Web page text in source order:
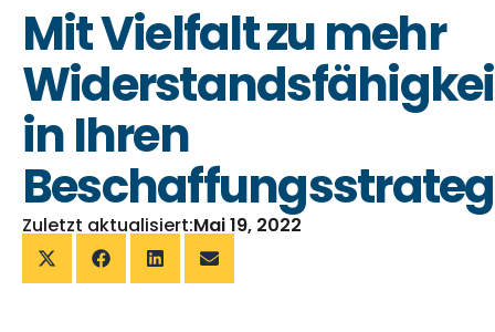
Mit Vielfalt zu mehr
in Ihren
Zuletzt aktualisiert:Mai 19, 2022